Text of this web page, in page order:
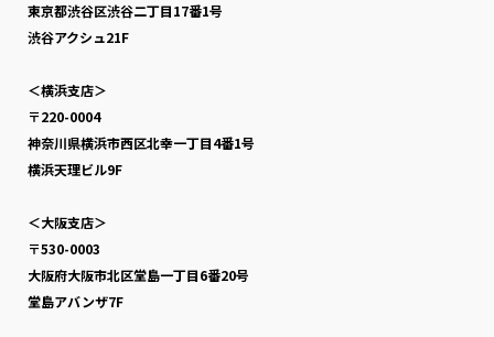
東京都渋谷区渋谷二丁目17番1号
渋谷アクシュ21F
＜横浜支店＞
〒220-0004
神奈川県横浜市西区北幸一丁目4番1号
横浜天理ビル9F
＜大阪支店＞
〒530-0003
大阪府大阪市北区堂島一丁目6番20号
堂島アバンザ7F